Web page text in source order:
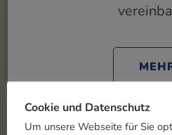
Cookie und Datenschutz
Um unsere Webseite für Sie